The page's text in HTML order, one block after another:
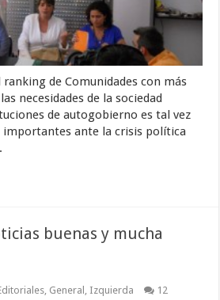
ranking de Comunidades con más
necesidades de la sociedad
de autogobierno es tal vez
importantes ante la crisis política
buenas y mucha
General Izquierda 12